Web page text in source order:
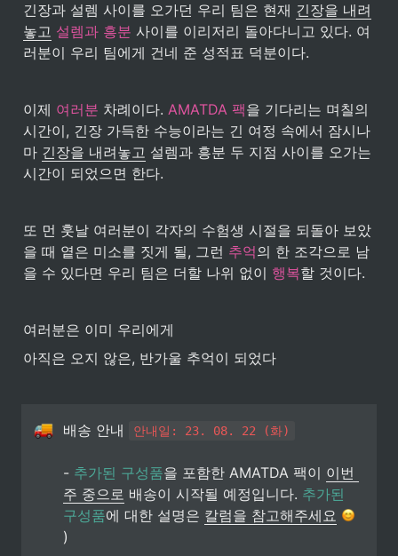
긴장과 설렘 사이를 오가던 우리 팀은 현재 긴장을 내려
놓고 설렘과 흥분 사이를 이리저리 돌아다니고 있다. 여
러분이 우리 팀에게 건네 준 성적표 덕분이다.
이제 여러분 차례이다. AMATDA 팩을 기다리는 며칠의
시간이, 긴장 가득한 수능이라는 긴 여정 속에서 잠시나
마 긴장을 내려놓고 설렘과 흥분 두 지점 사이를 오가는
시간이 되었으면 한다.
또 먼 훗날 여러분이 각자의 수험생 시절을 되돌아 보았
을 때 옅은 미소를 짓게 될, 그런 추억의 한 조각으로 남
을 수 있다면 우리 팀은 더할 나위 없이 행복할 것이다.
여러분은 이미 우리에게
아직은 오지 않은, 반가울 추억이 되었다
배송 안내 안내일: 23. 08. 22 (화)
- 추가된 구성품을 포함한 AMATDA 팩이 이번
주 중으로 배송이 시작될 예정입니다. 추가된
구성품에 대한 설명은 칼럼을 참고해주세요
)